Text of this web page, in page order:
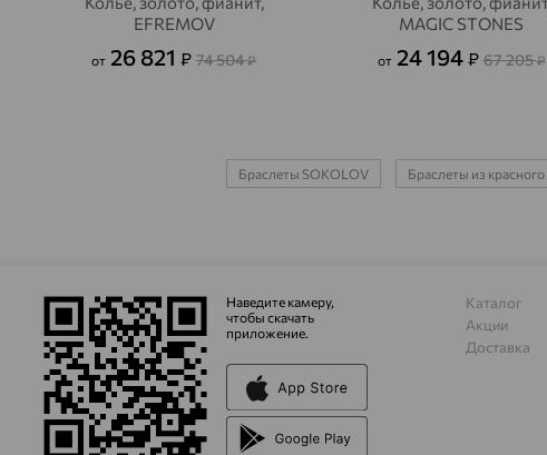
EFREMOV
от 26 821 ₽ 74 504₽
MAGIC STONES
от 24 194 ₽ 67 205₽
Браслеты SOKOLOV Браслеты из
Наведите камеру,
чтобы скачать
приложение.
Каталог
Акции
Доставка